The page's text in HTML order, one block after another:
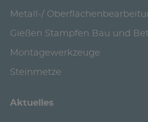
Metall-/
Gießen Stampfen Bau und
Montagewerkzeuge
Steinmetze
Aktuelles